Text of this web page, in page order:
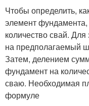
Чтобы определить,
элемент
количество свай.
на предполагаемый
Затем, делением
фундамент на
сваю. Необходимая
формуле